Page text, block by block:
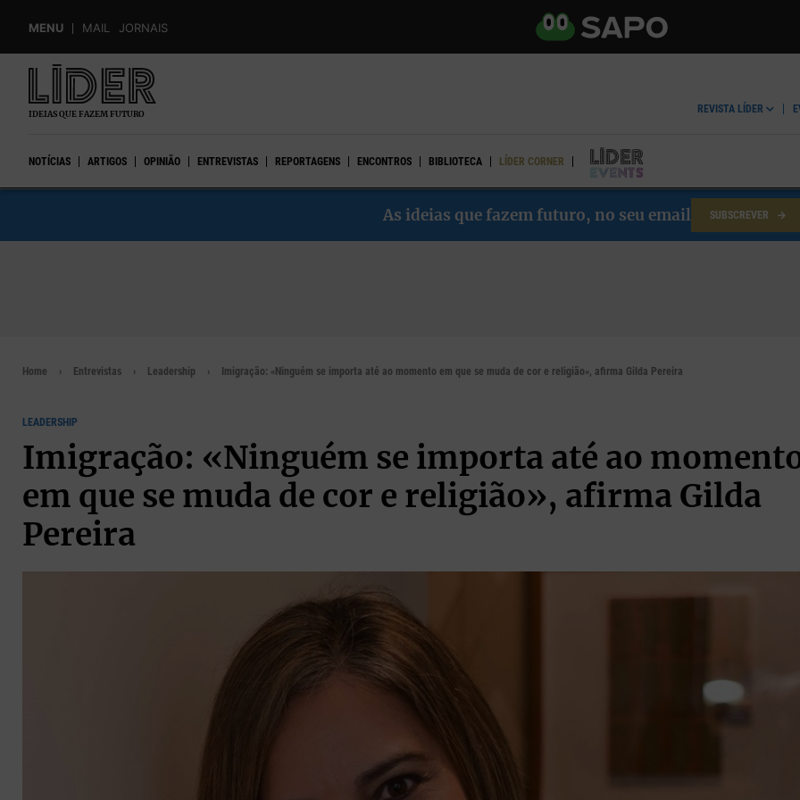
main
content
MENU MAIL JORNAIS
IDEIAS QUE FAZEM FUTURO REVISTA LÍDER
NOTÍCIAS ARTIGOS OPINIÃO ENTREVISTAS REPORTAGENS ENCONTROS BIBLIOTECA LÍDER CORNER LÍDER EVENTS
As ideias que fazem futuro, no seu email SUBSCREVER
Home Entrevistas Leadership Imigração: «Ninguém se importa até ao momento em que se muda de cor e religião», afirma Gilda Pereira
LEADERSHIP
Imigração: «Ninguém se importa até ao
em que se muda de cor e religião», afirma Gilda
Pereira